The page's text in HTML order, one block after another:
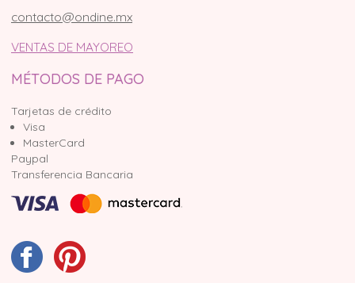
contacto@ondine.mx
VENTAS DE MAYOREO
MÉTODOS DE PAGO
Tarjetas de crédito
Visa
MasterCard
Paypal
Transferencia Bancaria